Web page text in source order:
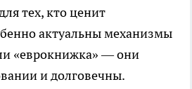
тех, кто ценит
актуальны механизмы
«еврокнижка» — они
и долговечны.